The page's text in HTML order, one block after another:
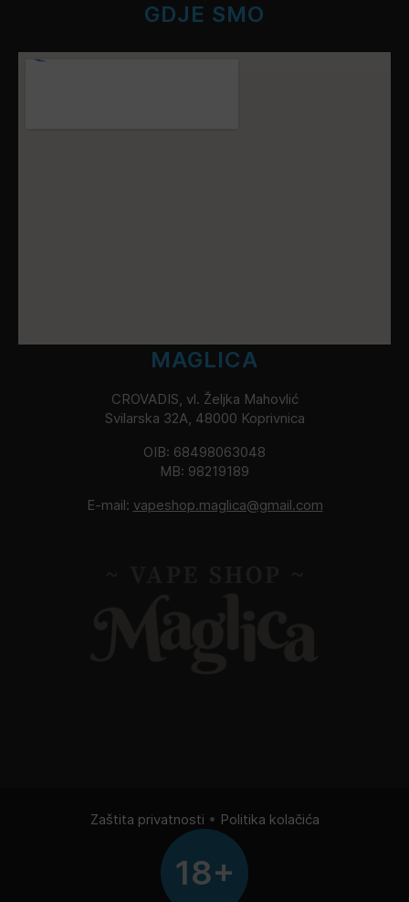
GDJE SMO
MAGLICA
CROVADIS, vl. Željka Mahovlić
Svilarska 32A, 48000 Koprivnica
OIB: 68498063048
MB: 98219189
E-mail: vapeshop.maglica@gmail.com
Zaštita privatnosti • Politika kolačića
18+